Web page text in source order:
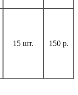
15 шт. 150 р.